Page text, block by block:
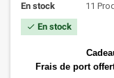
En stock
11
check En stock
Frais de port